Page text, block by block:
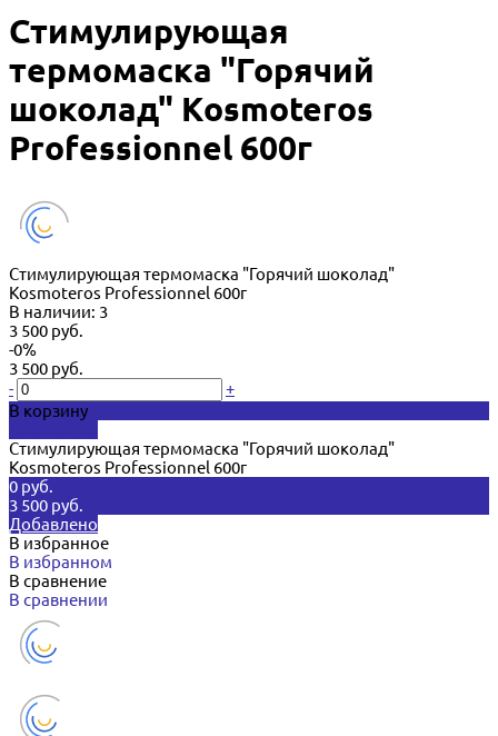
Стимулирующая
термомаска "Горячий
шоколад" Kosmoteros
Professionnel 600г
Стимулирующая термомаска "Горячий шоколад"
Kosmoteros Professionnel 600г
В наличии: 3
3 500 руб.
-0%
3 500 руб.
-
+
В корзину
Стимулирующая термомаска "Горячий шоколад"
Kosmoteros Professionnel 600г
0 руб.
3 500 руб.
Добавлено
В избранное
В избранном
В сравнение
В сравнении